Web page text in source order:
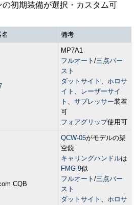
初期装備が選択・カスタム可
備考
MP7A1
フルオート /三点バー
スト
ダットサイト 、 ホロサ
イト 、
レーザーサイ
ト 、 サプレッサー装着
可
フォアグリップ使用可
CQB
QCW-05がモデルの架
空銃
キャリングハンドルは
FMG-9似
フルオート /三点バー
スト
ダットサイト 、 ホロサ